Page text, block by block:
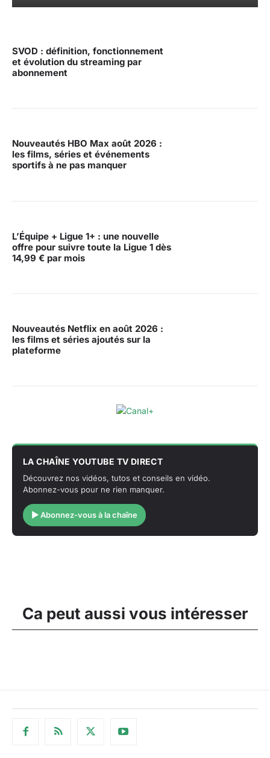
SVOD : définition, fonctionnement
et évolution du streaming par
abonnement
Nouveautés HBO Max août 2026 :
les films, séries et événements
sportifs à ne pas manquer
L’Équipe + Ligue 1+ : une nouvelle
offre pour suivre toute la Ligue 1 dès
14,99 € par mois
Nouveautés Netflix en août 2026 :
les films et séries ajoutés sur la
plateforme
LA CHAÎNE YOUTUBE TV DIRECT
Découvrez nos vidéos, tutos et conseils en vidéo.
Abonnez-vous pour ne rien manquer.
▶ Abonnez-vous à la chaîne
Ca peut aussi vous intéresser